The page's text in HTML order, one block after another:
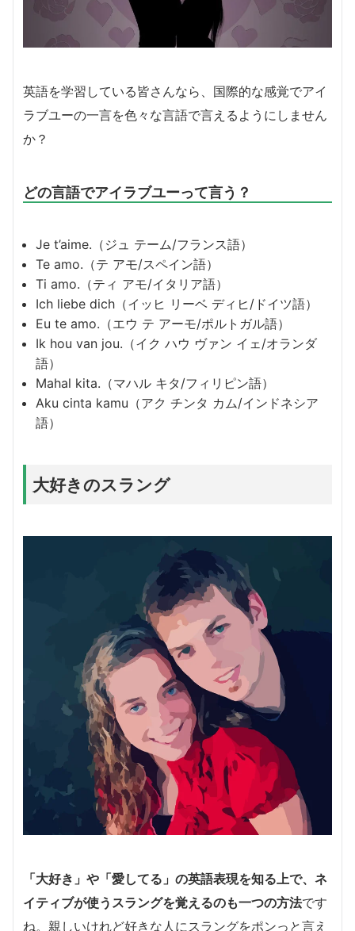
英語を学習している皆さんなら、国際的な感覚でアイ
ラブユーの一言を色々な言語で言えるようにしません
か？
どの言語でアイラブユーって言う？
Je t’aime.（ジュ テーム/フランス語）
Te amo.（テ アモ/スペイン語）
Ti amo.（ティ アモ/イタリア語）
Ich liebe dich（イッヒ リーベ ディヒ/ドイツ語）
Eu te amo.（エウ テ アーモ/ポルトガル語）
Ik hou van jou.（イク ハウ ヴァン イェ/オランダ
語）
Mahal kita.（マハル キタ/フィリピン語）
Aku cinta kamu（アク チンタ カム/インドネシア
語）
大好きのスラング
「大好き」や「愛してる」の英語表現を知る上で、ネ
イティブが使うスラングを覚えるのも一つの方法です
ね。親しいけれど好きな人にスラングをポンっと言え